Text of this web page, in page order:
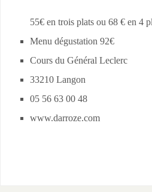
55€ en trois plats ou 68 € en 4
Menu dégustation 92€
Cours du Général Leclerc
33210 Langon
05 56 63 00 48
www.darroze.com